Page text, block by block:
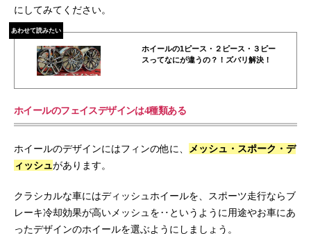
にしてみてください。
あわせて読みたい
ホイールの1ピース・２ピース・３ピー
スってなにが違うの？！ズバリ解決！
ホイールのフェイスデザインは4種類ある
ホイールのデザインにはフィンの他に、 メッシュ・スポーク・デ
ィッシュがあります。
クラシカルな車にはディッシュホイールを、スポーツ走行ならブ
レーキ冷却効果が高いメッシュを‥というように用途やお車にあ
ったデザインのホイールを選ぶようにしましょう。